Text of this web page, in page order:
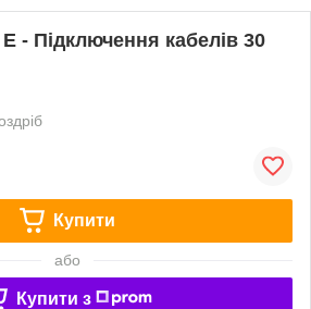
- Підключення кабелів 30
Купити
або
Купити з